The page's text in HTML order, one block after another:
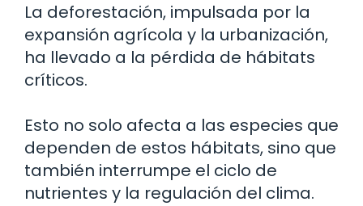
La deforestación, impulsada por la
expansión agrícola y la urbanización,
ha llevado a la pérdida de hábitats
críticos.
Esto no solo afecta a las especies que
dependen de estos hábitats, sino que
también interrumpe el ciclo de
nutrientes y la regulación del clima.